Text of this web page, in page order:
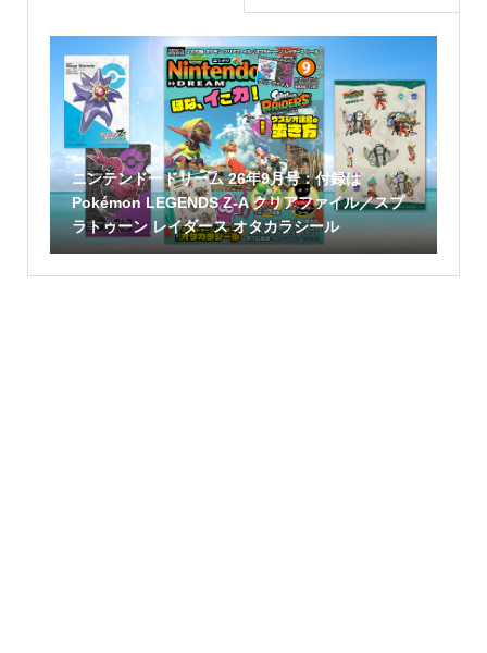
ニンテンドードリーム 26年9月号：付録は
Pokémon LEGENDS Z-A クリアファイル／スプ
ラトゥーン レイダース オタカラシール